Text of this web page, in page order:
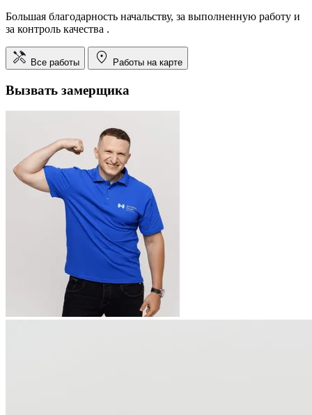
Большая благодарность начальству, за выполненную работу и
за контроль качества .
Все работы Работы на карте
Вызвать замерщика